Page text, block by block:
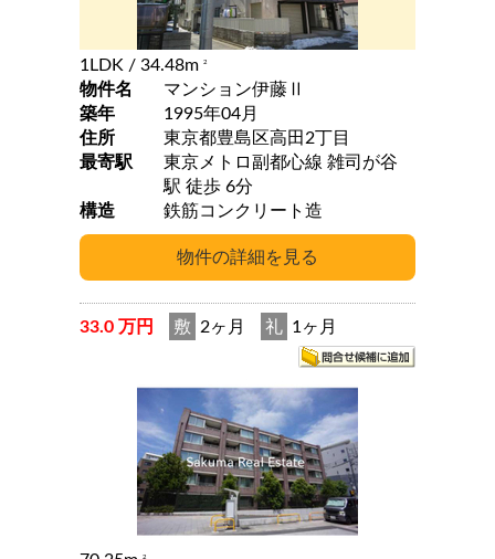
1LDK / 34.48m 2
物件名
マンション伊藤Ⅱ
築年
1995年04月
住所
東京都豊島区高田2丁目
最寄駅
東京メトロ副都心線 雑司が谷
駅 徒歩 6分
構造
鉄筋コンクリート造
33.0 万円 敷 2ヶ月 礼 1ヶ月
2